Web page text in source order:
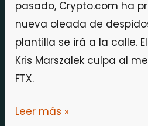
pasado, Crypto.com ha
nueva oleada de
plantilla se irá a la calle.
Kris Marszalek culpa al
FTX.
Leer más »